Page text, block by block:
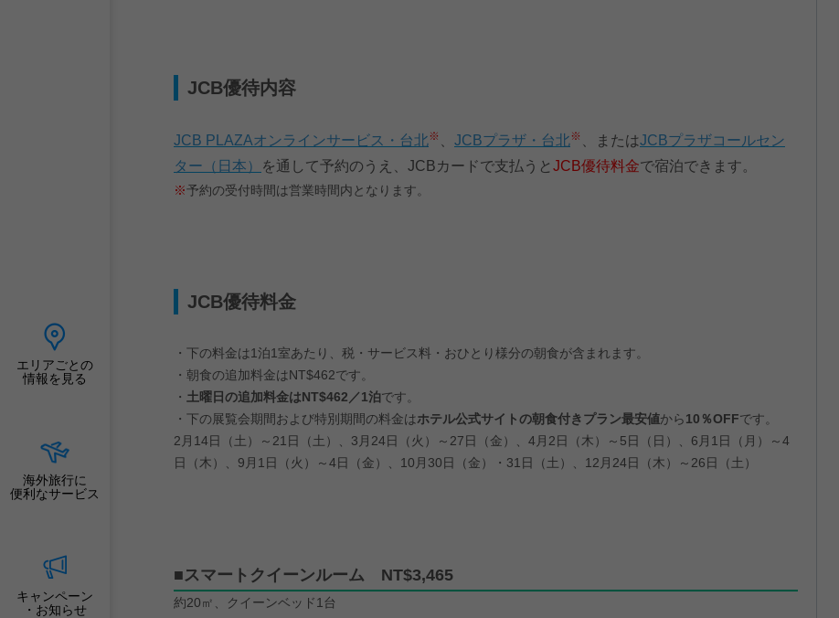
エリアごとの
情報を見る
海外旅行に
便利なサービス
キャンペーン
・お知らせ
JCB優待内容
JCB PLAZAオンラインサービス・台北※ JCBプラザ・台北※ 、またはJCBプラザコールセン
ター（日本）
を通して予約のうえ、JCBカードで支払うと JCB優待料金で宿泊できます。
※予約の受付時間は営業時間内となります。
JCB優待料金
・下の料金は1泊1室あたり、税・サービス料・おひとり様分の朝食が含まれます。
・朝食の追加料金はNT$462です。
・ 土曜日の追加料金はNT$462／1泊です。
・下の展覧会期間および特別期間の料金はホテル公式サイトの朝食付きプラン最安値から10％OFFです。
2月14日（土）～21日（土）、3月24日（火）～27日（金）、4月2日（木）～5日（日）、6月1日（月）～4
日（木）、9月1日（火）～4日（金）、10月30日（金）・31日（土）、12月24日（木）～26日（土）
■スマートクイーンルーム NT$3,465
約20㎡、クイーンベッド1台